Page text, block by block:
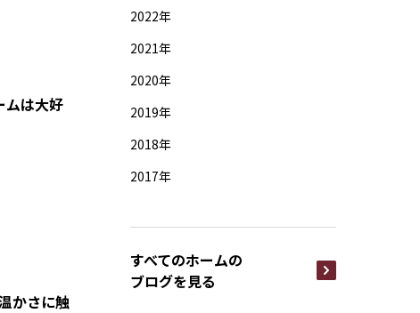
ムは大好
かさに触
2022年
2021年
2020年
2019年
2018年
2017年
すべてのホームの
ブログを見る